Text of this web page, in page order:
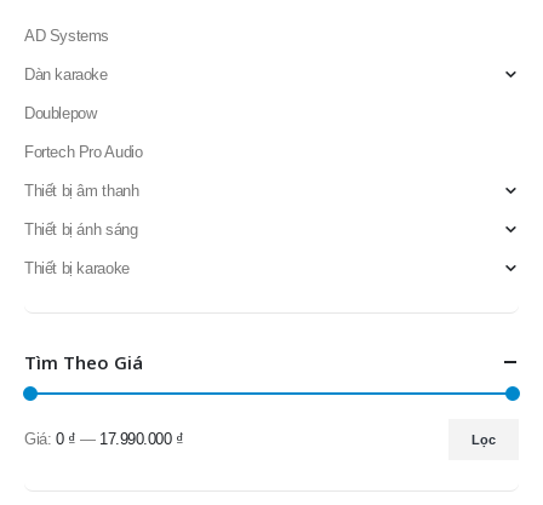
AD Systems
Dàn karaoke
Doublepow
Fortech Pro Audio
Thiết bị âm thanh
Thiết bị ánh sáng
Thiết bị karaoke
Tìm Theo Giá
Lọc
Giá: 0 ₫ — 17.990.000 ₫